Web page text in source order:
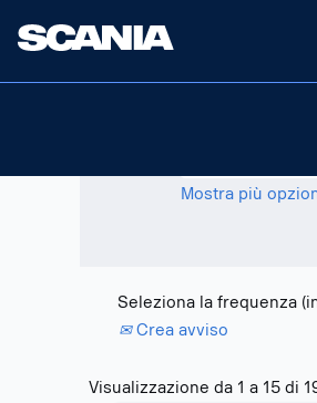
Mostra più
Seleziona la frequenza
Crea avviso
Visualizzazione da 1 a 15 di